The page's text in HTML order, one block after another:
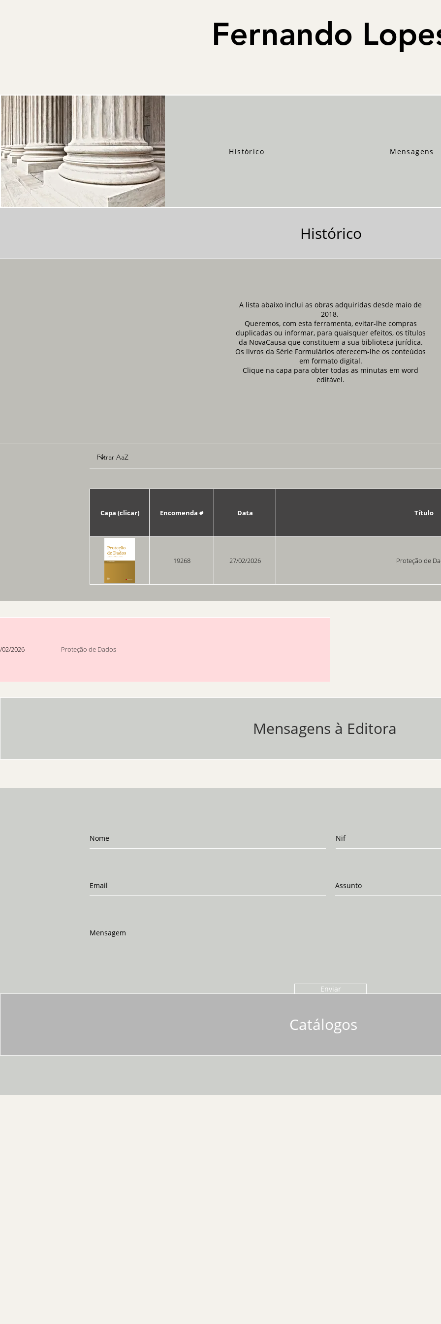
Fernando
Histórico Mensagens
Histórico
A lista abaixo inclui as obras adquiridas desde maio de
2018.
Queremos, com esta ferramenta, evitar-lhe compras
duplicadas ou informar, para quaisquer efeitos, os títulos
da NovaCausa que constituem a sua biblioteca jurídica.
Os livros da Série Formulários oferecem-lhe os conteúdos
em formato digital.
Clique na capa para obter todas as minutas em word
editável.
Capa (clicar) Encomenda # Data Título
19268 27/02/2026 Proteção de
02/2026 Proteção de Dados
Mensagens à Editora
Enviar
Catálogos